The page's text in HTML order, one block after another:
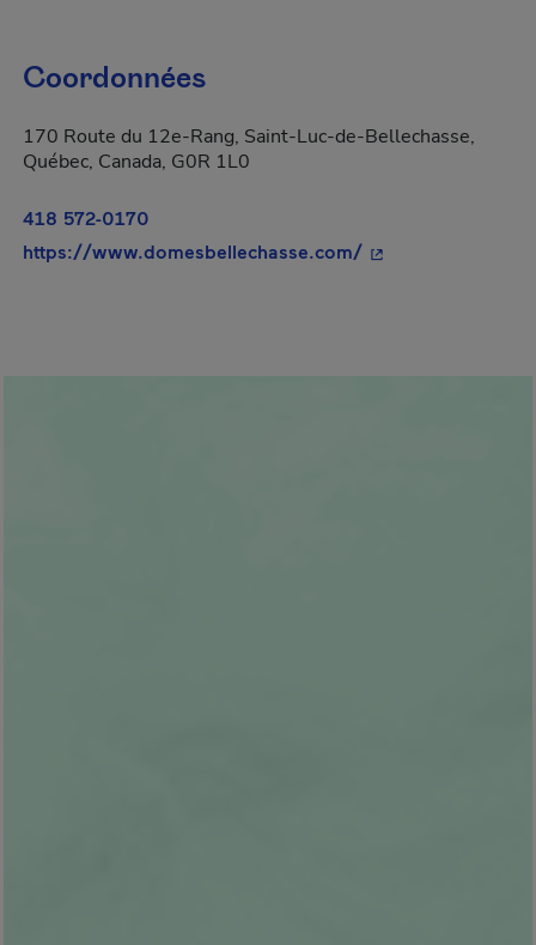
Coordonnées
170 Route du 12e-Rang, Saint-Luc-de-Bellechasse,
Québec, Canada, G0R 1L0
418 572-0170
https://www.domesbellechasse.com/- Cet hyperlien